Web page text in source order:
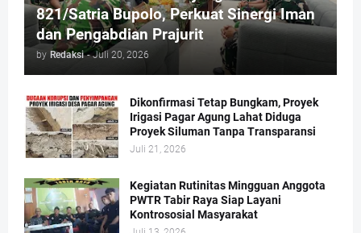
821/Satria Bupolo, Perkuat Sinergi Iman
dan Pengabdian Prajurit
by Redaksi - Juli 20, 2026
Dikonfirmasi Tetap Bungkam, Proyek
Irigasi Pagar Agung Lahat Diduga
Proyek Siluman Tanpa Transparansi
Juli 21, 2026
Kegiatan Rutinitas Mingguan Anggota
PWTR Tabir Raya Siap Layani
Kontrososial Masyarakat